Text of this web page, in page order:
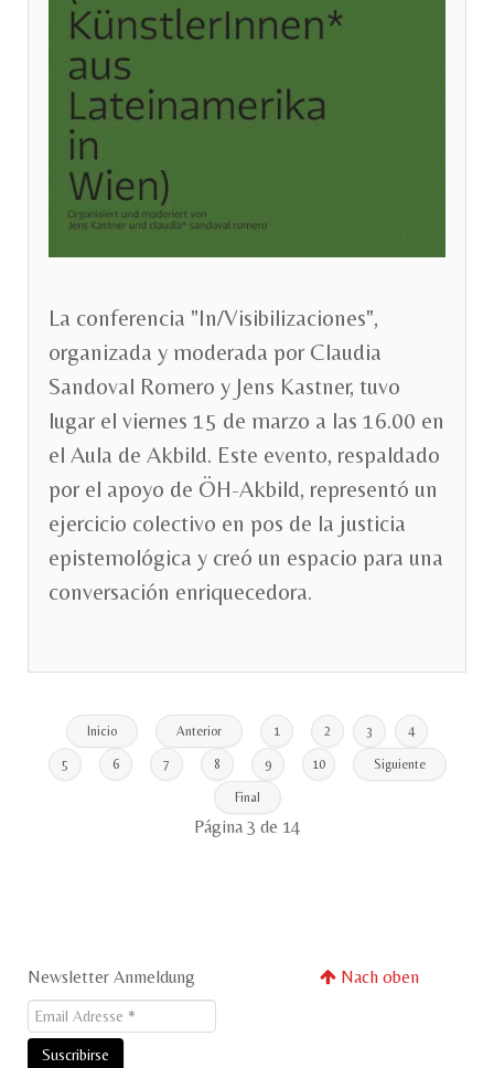
La conferencia "In/Visibilizaciones",
organizada y moderada por Claudia
Sandoval Romero y Jens Kastner, tuvo
lugar el viernes 15 de marzo a las 16.00 en
el Aula de Akbild. Este evento, respaldado
por el apoyo de ÖH-Akbild, representó un
ejercicio colectivo en pos de la justicia
epistemológica y creó un espacio para una
conversación enriquecedora.
Inicio Anterior 1 2 3 4
5 6 7 8 9 10 Siguiente
Final
Página 3 de 14
Newsletter Anmeldung Nach oben